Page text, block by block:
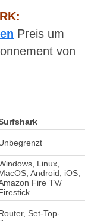
Preis um
von
Linux,
Android, iOS,
Fire TV/
Set-Top-